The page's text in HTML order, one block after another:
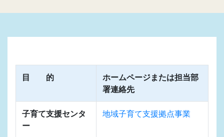
目 的
ホームページまたは担当部
署連絡先
子育て支援センタ
ー
地域子育て支援拠点事業